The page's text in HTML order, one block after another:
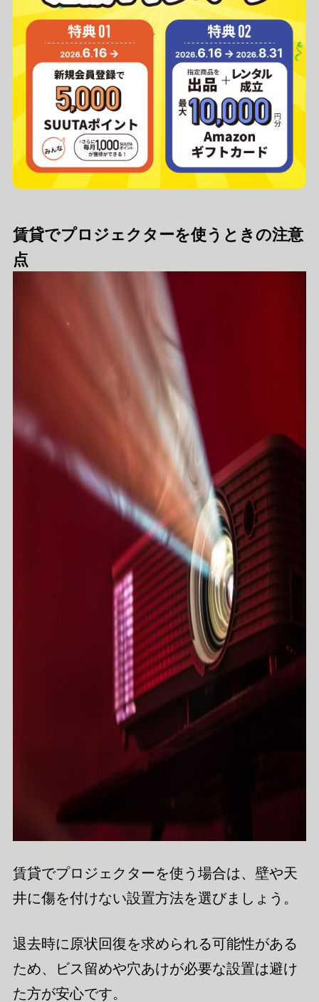
賃貸でプロジェクターを使うときの注意
点
賃貸でプロジェクターを使う場合は、壁や天
井に傷を付けない設置方法を選びましょう。
退去時に原状回復を求められる可能性がある
ため、ビス留めや穴あけが必要な設置は避け
た方が安心です。